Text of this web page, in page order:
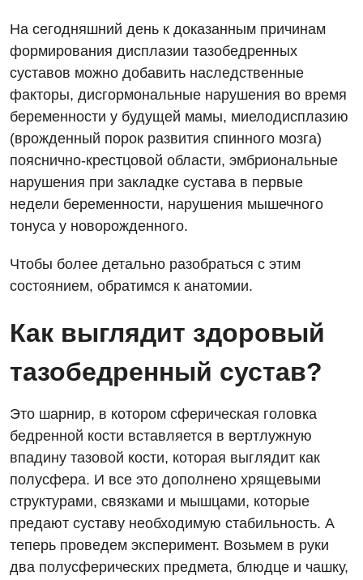
Бесплатные услуги
Вакцинация
Гастроэнтерология
Гематология
Дерматовенерология
Диетология
Кардиология
Маммология
Неврология
Онкологическое отделение
Оториноларингология
Офтальмологическое отделение
Пульмонология
Ревматология
На сегодняшний день к доказанным причинам
формирования дисплазии тазобедренных
суставов можно добавить наследственные
факторы, дисгормональные нарушения во время
беременности у будущей мамы, миелодисплазию
(врожденный порок развития спинного мозга)
пояснично-крестцовой области, эмбриональные
нарушения при закладке сустава в первые
недели беременности, нарушения мышечного
тонуса у новорожденного.
Чтобы более детально разобраться с этим
состоянием, обратимся к анатомии.
Как выглядит здоровый
тазобедренный сустав?
Это шарнир, в котором сферическая головка
бедренной кости вставляется в вертлужную
впадину тазовой кости, которая выглядит как
полусфера. И все это дополнено хрящевыми
структурами, связками и мышцами, которые
предают суставу необходимую стабильность. А
теперь проведем эксперимент. Возьмем в руки
два полусферических предмета, блюдце и чашку,